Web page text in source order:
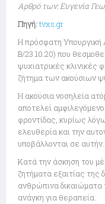
Αρθρό των: Ευγενία
Πηγή:tvxs.gr
H πρόσφατη
Β/23.10.20) που
ψυχιατρικές κλινικές
ζήτημα των ακούσιων
Η ακούσια νοσηλεία
αποτελεί
φροντίδας, κυρίως
ελευθερία και την
υποβάλλονται σε αυτήν.
Κατά την άσκηση του
ζητήματα εξαιτίας της
ανθρώπινα δικαιώματα
ανάγκη για θεραπεία.